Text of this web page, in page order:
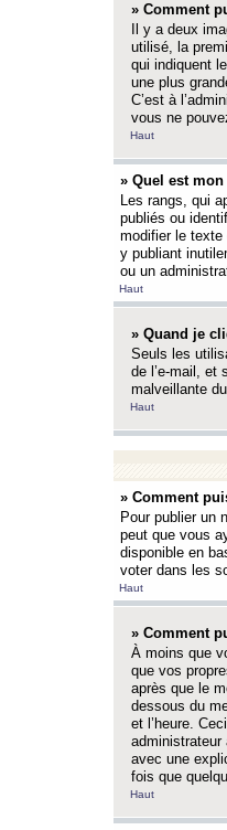
» Comment
Il y a deux
utilisé, la
qui indiquent
une plus
C’est à
vous ne
Haut
» Quel est
Les rangs, qui
publiés ou
modifier le texte
y publiant
ou un
Haut
» Quand je
Seuls les
de l’e-mail, et
malveillante
Haut
» Comment
Pour publier un
peut que vous
disponible en
voter dans les
Haut
» Comment
À moins que
que vos
après que le
dessous du
et l’heure.
administrateur
avec une
fois que
Haut